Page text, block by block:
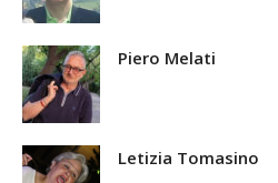
Piero Melati
Letizia Tomasino